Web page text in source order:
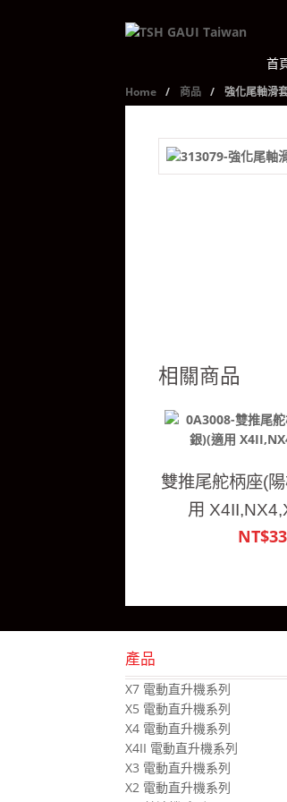
首
Home
/ 商品 / 強化尾軸滑
相關商品
雙推尾舵柄座(
用
產品
X7 電動直升機系列
X5 電動直升機系列
X4 電動直升機系列
X4II 電動直升機系列
X3 電動直升機系列
X2 電動直升機系列